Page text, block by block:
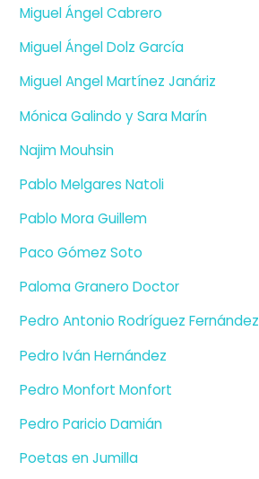
Miguel Ángel Cabrero
Miguel Ángel Dolz García
Miguel Angel Martínez Janáriz
Mónica Galindo y Sara Marín
Najim Mouhsin
Pablo Melgares Natoli
Pablo Mora Guillem
Paco Gómez Soto
Paloma Granero Doctor
Pedro Antonio Rodríguez Fernández
Pedro Iván Hernández
Pedro Monfort Monfort
Pedro Paricio Damián
Poetas en Jumilla